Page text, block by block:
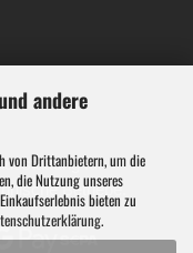
andere
von Drittanbietern, um die
die Nutzung unseres
bieten zu
.
für
Betriebe.